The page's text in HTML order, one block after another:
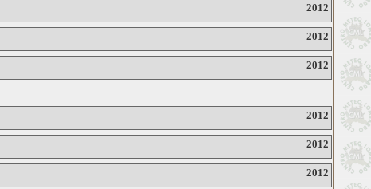
2012
2012
2012
2012
2012
2012